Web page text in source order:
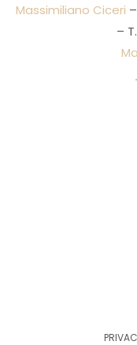
Massimiliano Ciceri
– T.